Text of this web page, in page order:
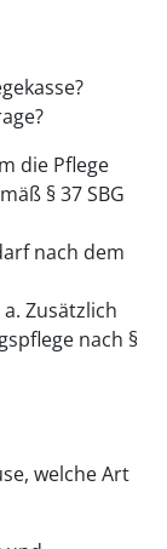
die Pflege
§ 37 SBG
nach dem
Zusätzlich
nach §
welche Art